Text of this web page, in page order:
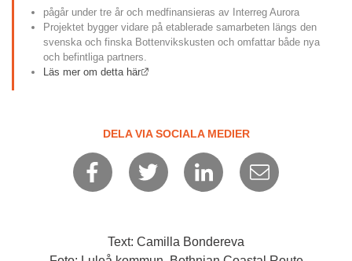
pågår under tre år och medfinansieras av Interreg Aurora
Projektet bygger vidare på etablerade samarbeten längs den
svenska och finska Bottenvikskusten och omfattar både nya
och befintliga partners.
Läs mer om detta här
Länk till annan webbplats.
DELA VIA SOCIALA MEDIER
Text: Camilla Bondereva